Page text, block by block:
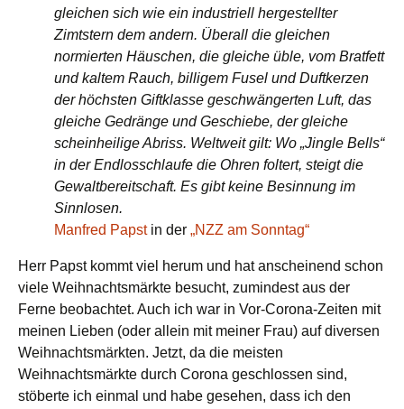
gleichen sich wie ein industriell hergestellter
Zimtstern dem andern. Überall die gleichen
normierten Häuschen, die gleiche üble, vom Bratfett
und kaltem Rauch, billigem Fusel und Duftkerzen
der höchsten Giftklasse geschwängerten Luft, das
gleiche Gedränge und Geschiebe, der gleiche
scheinheilige Abriss. Weltweit gilt: Wo „Jingle Bells“
in der Endlosschlaufe die Ohren foltert, steigt die
Gewaltbereitschaft. Es gibt keine Besinnung im
Sinnlosen.
Manfred Papstin der „NZZ am Sonntag“
Herr Papst kommt viel herum und hat anscheinend schon
viele Weihnachtsmärkte besucht, zumindest aus der
Ferne beobachtet. Auch ich war in Vor-Corona-Zeiten mit
meinen Lieben (oder allein mit meiner Frau) auf diversen
Weihnachtsmärkten. Jetzt, da die meisten
Weihnachtsmärkte durch Corona geschlossen sind,
stöberte ich einmal und habe gesehen, dass ich den